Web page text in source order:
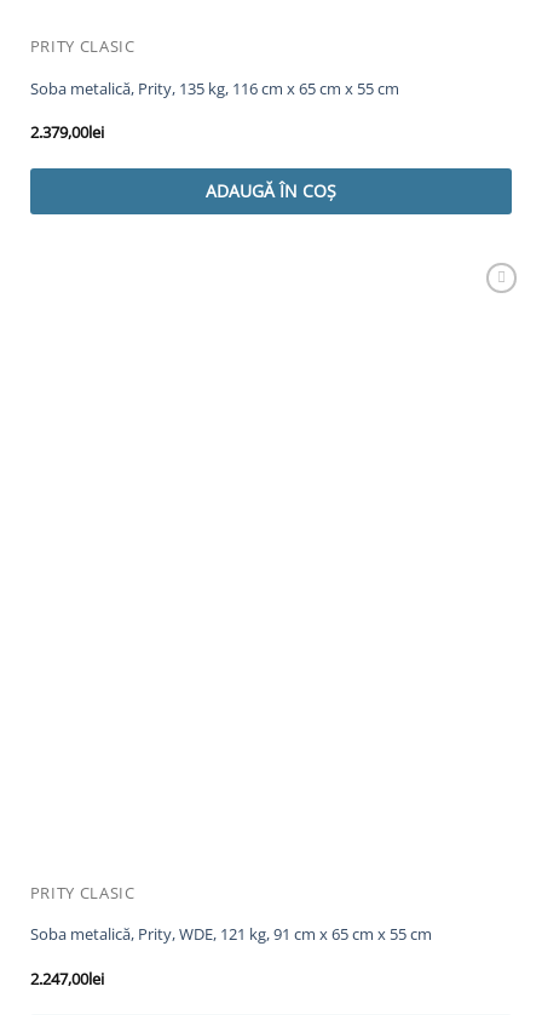
PRITY CLASIC
Soba metalică, Prity, 135 kg, 116 cm x 65 cm x 55 cm
2.379,00lei
ADAUGĂ ÎN COȘ
PRITY CLASIC
Soba metalică, Prity, WDE, 121 kg, 91 cm x 65 cm x 55 cm
2.247,00lei